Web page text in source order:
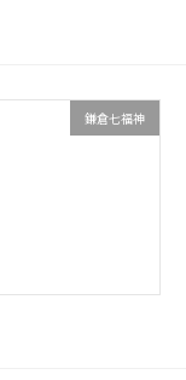
鎌倉七福神